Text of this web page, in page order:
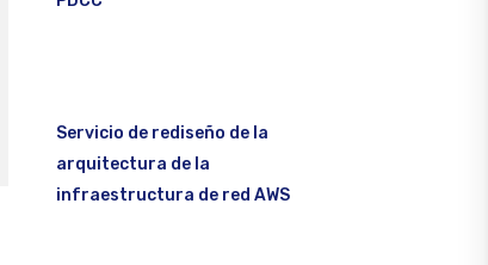
Servicio de rediseño de la
arquitectura de la
infraestructura de red AWS